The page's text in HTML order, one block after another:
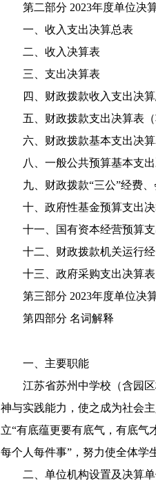
第二部分 2023年度单位决
一、收入支出决算总表
二、收入决算表
三、支出决算表
四、财政拨款收入支出决算
五、财政拨款支出决算表（
六、财政拨款基本支出决算
八、一般公共预算基本支出
九、财政拨款“三公”经费、
十、政府性基金预算支出决
十一、国有资本经营预算支
十二、财政拨款机关运行经
十三、政府采购支出决算表
第三部分 2023年度单位决
第四部分 名词解释
一、主要职能
江苏省苏州中学校（含园区
神与实践能力，使之成为社会
立“有底蕴更要有底气，有底气
每个人每件事”，努力使全体学
二、单位机构设置及决算单